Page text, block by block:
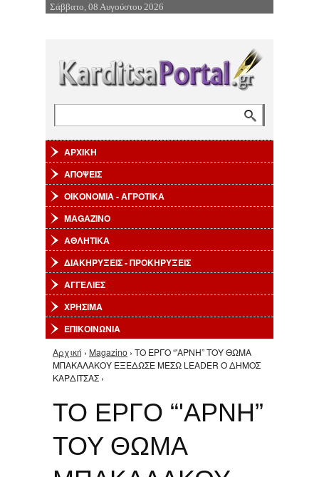
Επιστροφή στην Πλοήγηση
Σάββατο, 08 Αυγούστου 2026
ΑΡΧΙΚΗ
ΑΠΟΨΕΙΣ
ΟΙΚΟΝΟΜΙΑ - ΑΓΡΟΤΙΚΑ
MAGAZINO
ΑΘΛΗΤΙΚΑ
ΔΙΑΚΗΡΥΞΕΙΣ - ΠΡΟΚΗΡΥΞΕΙΣ
ΑΓΓΕΛΙΕΣ
ΧΡΗΣΙΜΑ
ΕΠΙΚΟΙΝΩΝΙΑ
Είστε εδώ
Αρχική › Magazino › ΤΟ ΕΡΓΟ “'ΑΡΝΗ” ΤΟΥ ΘΩΜΑ
ΜΠΑΚΑΛΑΚΟΥ ΕΞΕΔΩΣΕ ΜΕΣΩ LEADER Ο ΔΗΜΟΣ
ΚΑΡΔΙΤΣΑΣ ›
ΤΟ ΕΡΓΟ “'ΑΡΝΗ”
ΤΟΥ ΘΩΜΑ